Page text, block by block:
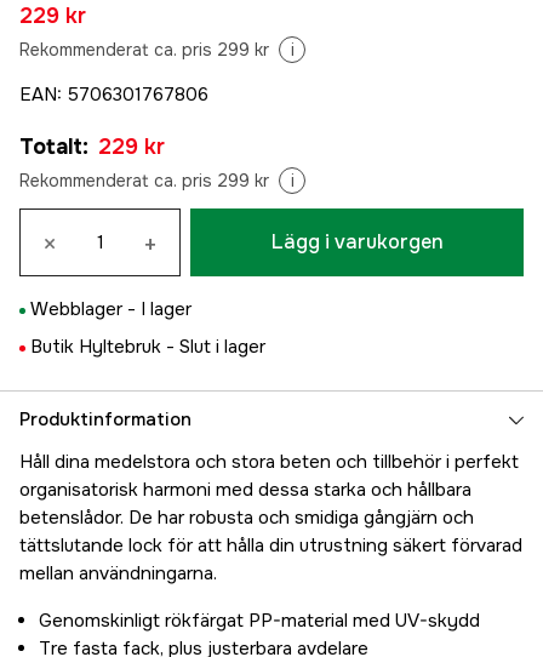
229 kr
Rekommenderat ca. pris 299 kr i
EAN: 5706301767806
Totalt: 229 kr
Rekommenderat ca. pris 299 kr i
× + Lägg i varukorgen
Webblager - I lager
Butik Hyltebruk - Slut i lager
Produktinformation
Håll dina medelstora och stora beten och tillbehör i perfekt
organisatorisk harmoni med dessa starka och hållbara
betenslådor. De har robusta och smidiga gångjärn och
tättslutande lock för att hålla din utrustning säkert förvarad
mellan användningarna.
Genomskinligt rökfärgat PP-material med UV-skydd
Tre fasta fack, plus justerbara avdelare